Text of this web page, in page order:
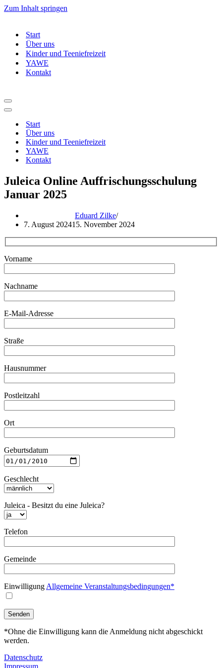
Zum Inhalt springen
Start
Über uns
Kinder und Teeniefreizeit
YAWE
Kontakt
Navigationsmenü
Navigationsmenü
Start
Über uns
Kinder und Teeniefreizeit
YAWE
Kontakt
Juleica Online Auffrischungsschulung
Januar 2025
Eduard Zilke
7. August 202415. November 2024
Vorname
Nachname
E-Mail-Adresse
Straße
Hausnummer
Postleitzahl
Ort
Geburtsdatum
Geschlecht
Juleica - Besitzt du eine Juleica?
Telefon
Gemeinde
EinwilligungAllgemeine Veranstaltungsbedingungen*
*Ohne die Einwilligung kann die Anmeldung nicht abgeschickt
werden.
Datenschutz